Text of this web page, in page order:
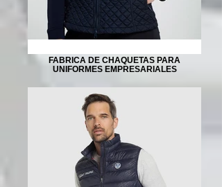
FABRICA DE CHAQUETAS PARA
UNIFORMES EMPRESARIALES